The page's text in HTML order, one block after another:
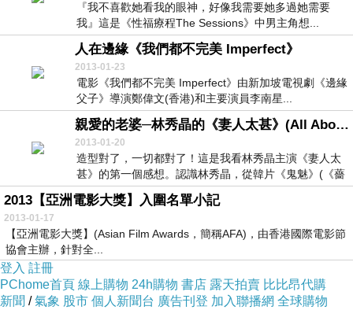
『我不喜歡她看我的眼神，好像我需要她多過她需要
我』這是《性福療程The Sessions》中男主角想...
人在邊緣《我們都不完美 Imperfect》
2013-01-23
電影《我們都不完美 Imperfect》由新加坡電視劇《邊緣
父子》導演鄭偉文(香港)和主要演員李南星...
親愛的老婆─林秀晶的《妻人太甚》(All About My Wife)
2013-01-20
造型對了，一切都對了！這是我看林秀晶主演《妻人太
甚》的第一個感想。認識林秀晶，從韓片《鬼魅》(《薔
花...
2013【亞洲電影大獎】入圍名單小記
2013-01-17
【亞洲電影大獎】(Asian Film Awards，簡稱AFA)，由香港國際電影節
協會主辦，針對全...
登入 註冊
PChome首頁 線上購物 24h購物 書店 露天拍賣 比比昂代購
新聞 /氣象 股市 個人新聞台 廣告刊登 加入聯播網 全球購物